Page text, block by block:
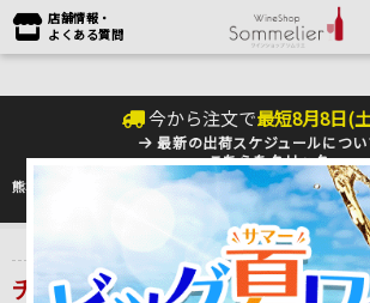
店舗情報・
よくある質問
今から注文で最短8月8日(
最新の出荷スケジュールにつ
こちらをクリック
熊本地震の影響により九州への配送に遅れが生じており
のHP
をご確認下さい。
産地で探す ＞ チリ
チリワイン